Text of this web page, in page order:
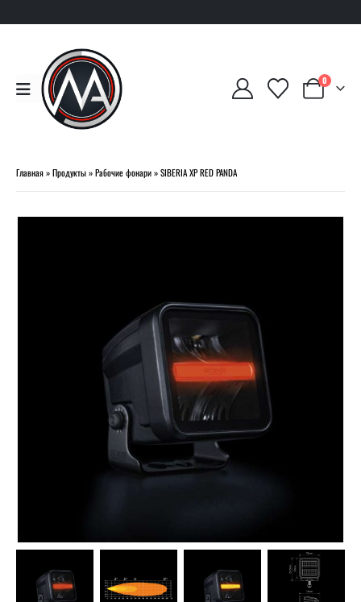
0
Главная»Продукты»Рабочие фонари»SIBERIA XP RED PANDA